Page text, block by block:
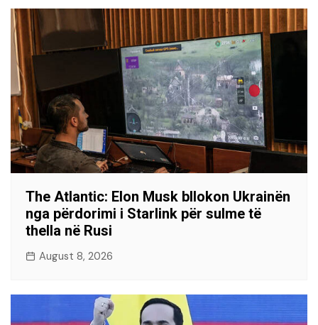
The Atlantic: Elon Musk bllokon Ukrainën
nga përdorimi i Starlink për sulme të
thella në Rusi
August 8, 2026